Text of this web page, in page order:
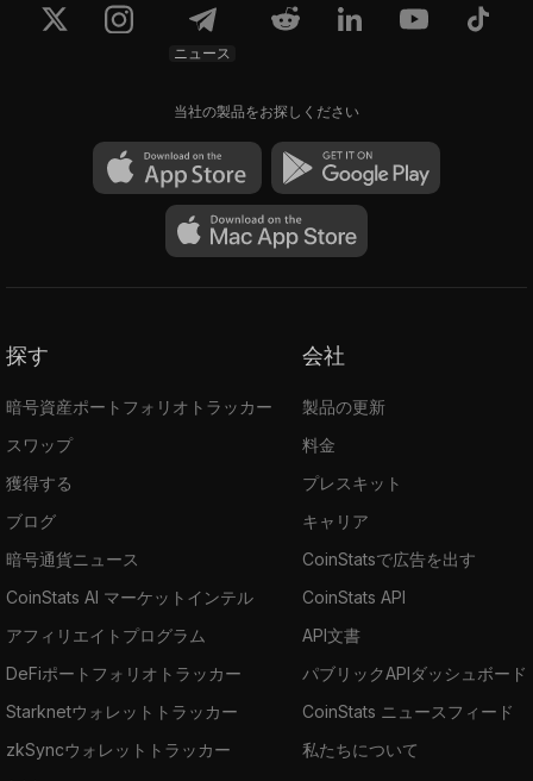
ニュース
当社の製品をお探しください
探す
暗号資産ポートフォリオトラッカー
スワップ
獲得する
ブログ
暗号通貨ニュース
CoinStats AI マーケットインテル
アフィリエイトプログラム
DeFiポートフォリオトラッカー
Starknetウォレットトラッカー
zkSyncウォレットトラッカー
会社
製品の更新
料金
プレスキット
キャリア
CoinStatsで広告を出す
CoinStats API
API文書
パブリックAPIダッシュボード
CoinStats ニュースフィード
私たちについて